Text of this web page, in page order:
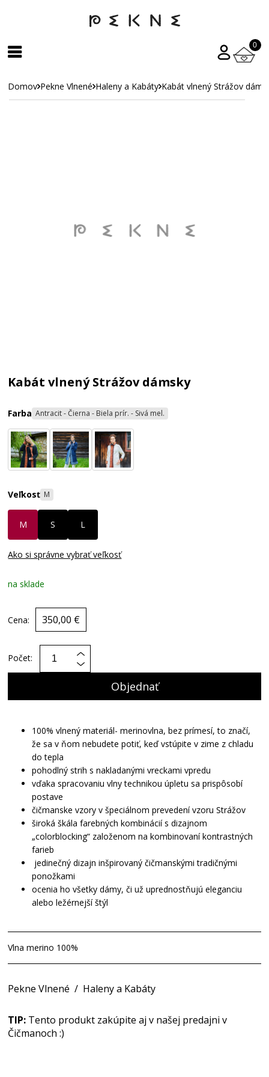
0
Domov Pekne Vlnené Haleny a Kabáty Kabát vlnený Strážov
Kabát vlnený Strážov dámsky
Farba Antracit - Čierna - Biela prír. - Sivá mel.
Veľkosť M
M S L
Ako si správne vybrať veľkosť
na sklade
Cena: 350,00 €
Počet:
Objednať
100% vlnený materiál- merinovlna, bez prímesí, to značí,
že sa v ňom nebudete potiť, keď vstúpite v zime z chladu
do tepla
pohodlný strih s nakladanými vreckami vpredu
vďaka spracovaniu vlny technikou úpletu sa prispôsobí
postave
čičmanske vzory v špeciálnom prevedení vzoru Strážov
široká škála farebných kombinácií s dizajnom
„colorblocking“ založenom na kombinovaní kontrastných
farieb
jedinečný dizajn inšpirovaný čičmanskými tradičnými
ponožkami
ocenia ho všetky dámy, či už uprednostňujú eleganciu
alebo ležérnejší štýl
Vlna merino 100%
Pekne Vlnené / Haleny a Kabáty
TIP: Tento produkt zakúpite aj v našej predajni v
Čičmanoch :)